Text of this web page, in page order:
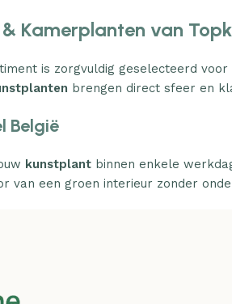
Kamerplanten van
is zorgvuldig geselecteerd
brengen direct sfeer en
België
kunstplant binnen enkele
van een groen interieur zonder